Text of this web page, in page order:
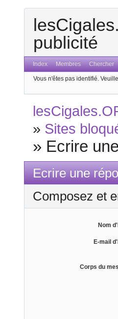
publicité
Index Membres Chercher
Vous n'êtes pas identifié.
» Sites
» Ecrire
Ecrire une
Composez et
Nom
E-mail
Corps du